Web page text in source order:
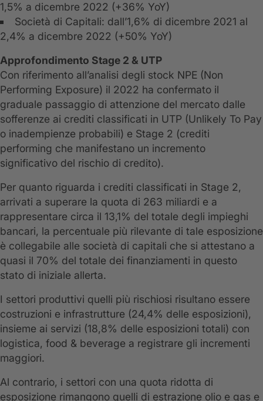
1,5% a dicembre 2022 (+36% YoY)
Società di Capitali: dall’1,6% di dicembre 2021 al
2,4% a dicembre 2022 (+50% YoY)
Approfondimento Stage 2 & UTP
Con riferimento all’analisi degli stock NPE (Non
Performing Exposure) il 2022 ha confermato il
graduale passaggio di attenzione del mercato dalle
sofferenze ai crediti classificati in UTP (Unlikely To Pay
o inadempienze probabili) e Stage 2 (crediti
performing che manifestano un incremento
significativo del rischio di credito).
Per quanto riguarda i crediti classificati in Stage 2,
arrivati a superare la quota di 263 miliardi e a
rappresentare circa il 13,1% del totale degli impieghi
bancari, la percentuale più rilevante di tale esposizione
è collegabile alle società di capitali che si attestano a
quasi il 70% del totale dei finanziamenti in questo
stato di iniziale allerta.
I settori produttivi quelli più rischiosi risultano essere
costruzioni e infrastrutture (24,4% delle esposizioni),
insieme ai servizi (18,8% delle esposizioni totali) con
logistica, food & beverage a registrare gli incrementi
maggiori.
Al contrario, i settori con una quota ridotta di
esposizione rimangono quelli di estrazione olio e gas e